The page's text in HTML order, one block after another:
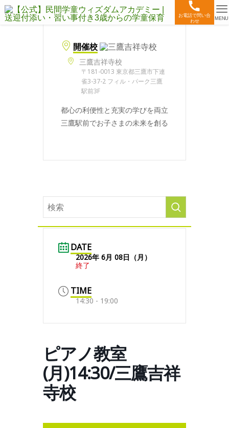
お電話で問い合
わせ
MENU
開催校
三鷹吉祥寺校
〒181-0013 東京都三鷹市下連
雀3-37-2 フィル・パーク三鷹
駅前3F
都心の利便性と充実の学びを両立
三鷹駅前でお子さまの未来を創る
DATE
2026年 6月 08日（月）
終了
TIME
14:30 - 19:00
ピアノ教室
(月)14:30/三鷹吉祥
寺校